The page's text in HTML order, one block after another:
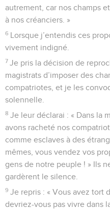
autrement, car nos champs
à nos créanciers. »
6 Lorsque j’entendis ces
vivement indigné.
7 Je pris la décision de
magistrats d’imposer des
compatriotes, et je les
solennelle.
8 Je leur déclarai : « Dans la
avons racheté nos
comme esclaves à des
mêmes, vous vendez vos
gens de notre peuple ! » Ils
gardèrent le silence.
9 Je repris : « Vous avez tort
devriez-vous pas vivre dans